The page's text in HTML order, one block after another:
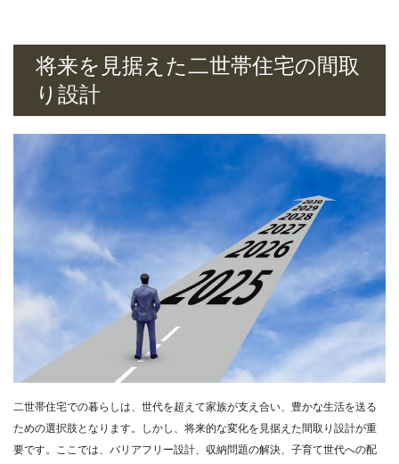
将来を見据えた二世帯住宅の間取
り設計
二世帯住宅での暮らしは、世代を超えて家族が支え合い、豊かな生活を送る
ための選択肢となります。しかし、将来的な変化を見据えた間取り設計が重
要です。ここでは、バリアフリー設計、収納問題の解決、子育て世代への配